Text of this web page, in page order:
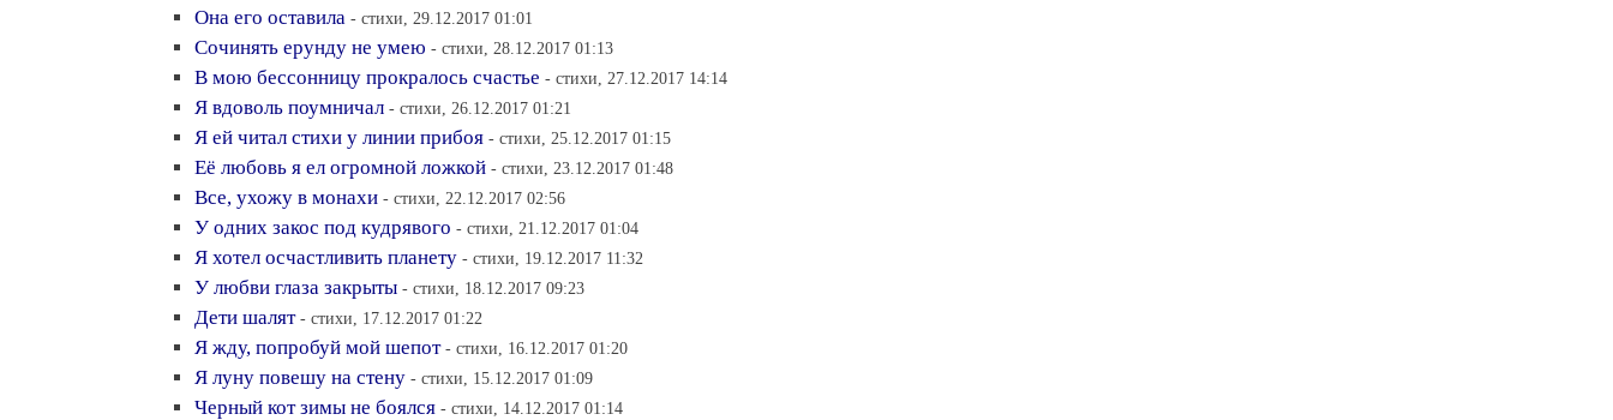
Она его оставила - стихи, 29.12.2017 01:01
Сочинять ерунду не умею - стихи, 28.12.2017 01:13
В мою бессонницу прокралось счастье - стихи, 27.12.2017 14:14
Я вдоволь поумничал - стихи, 26.12.2017 01:21
Я ей читал стихи у линии прибоя - стихи, 25.12.2017 01:15
Её любовь я ел огромной ложкой - стихи, 23.12.2017 01:48
Все, ухожу в монахи - стихи, 22.12.2017 02:56
У одних закос под кудрявого - стихи, 21.12.2017 01:04
Я хотел осчастливить планету - стихи, 19.12.2017 11:32
У любви глаза закрыты - стихи, 18.12.2017 09:23
Дети шалят - стихи, 17.12.2017 01:22
Я жду, попробуй мой шепот - стихи, 16.12.2017 01:20
Я луну повешу на стену - стихи, 15.12.2017 01:09
Черный кот зимы не боялся - стихи, 14.12.2017 01:14